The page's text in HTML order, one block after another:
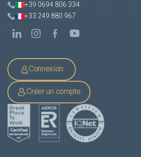
+39 0694 806 334
+33 249 880 967
Connexion
Créer un compte